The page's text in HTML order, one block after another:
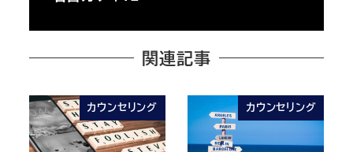
関連記事
カウンセリング カウンセリング